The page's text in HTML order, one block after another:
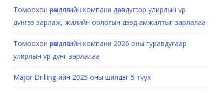
Томоохон өрөмдлөгийн компани дөрөвдүгээр улирлын үр
дүнгээ зарлаж, жилийн орлогын дээд амжилтыг зарлалаа
Томоохон өрөмдлөгийн компани 2026 оны гуравдугаар
улирлын үр дүнг зарлалаа
Major Drilling-ийн 2025 оны шилдэг 5 түүх